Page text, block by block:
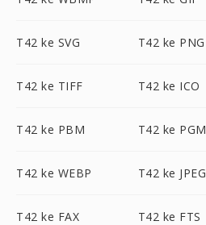
T42 ke SVG T42 ke PNG
T42 ke TIFF T42 ke ICO
T42 ke PBM T42 ke PGM
T42 ke WEBP T42 ke JPEG
T42 ke FAX T42 ke FTS